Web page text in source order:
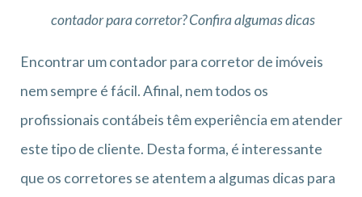
contador para corretor? Confira algumas dicas
Encontrar um contador para corretor de imóveis
nem sempre é fácil. Afinal, nem todos os
profissionais contábeis têm experiência em atender
este tipo de cliente. Desta forma, é interessante
que os corretores se atentem a algumas dicas para